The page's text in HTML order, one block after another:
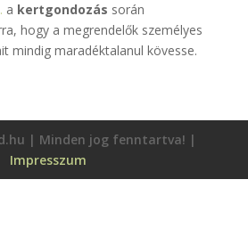
a kertgondozás során
hogy a megrendelők személyes
mindig maradéktalanul kövesse.
| Minden jog fenntartva! |
Impresszum